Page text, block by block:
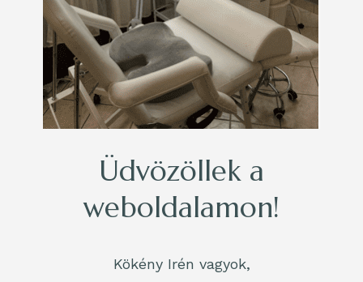
Üdvözöllek a
weboldalamon!
Kökény Irén vagyok,